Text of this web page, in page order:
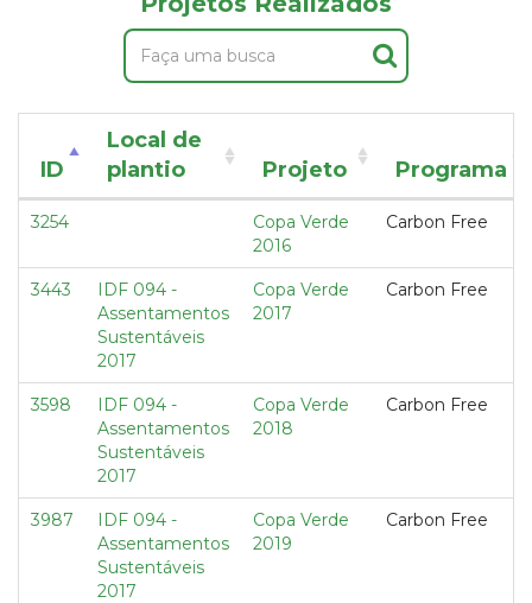
ID
Local de
plantio
Projeto Programa
3254
Copa Verde
2016
Carbon Free
3443
IDF 094 -
Assentamentos
Sustentáveis
2017
Copa Verde
2017
Carbon Free
3598
IDF 094 -
Assentamentos
Sustentáveis
2017
Copa Verde
2018
Carbon Free
3987
IDF 094 -
Assentamentos
Sustentáveis
2017
Copa Verde
2019
Carbon Free